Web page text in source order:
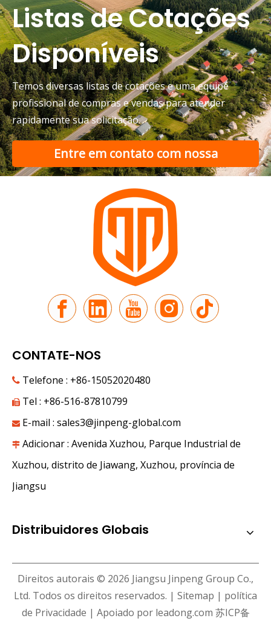
Listas de Cotações
Disponíveis
Temos diversas listas de cotações e uma equipe
profissional de compras e vendas para atender
rapidamente sua solicitação.
Entre em contato com nossa
equipe de suporte
CONTATE-NOS
 Telefone : +86-15052020480
 Tel : +86-516-87810799
 E-mail : sales3@jinpeng-global.com
 Adicionar : Avenida Xuzhou, Parque Industrial de
Xuzhou, distrito de Jiawang, Xuzhou, província de
Jiangsu
Distribuidores Globais
Direitos autorais © 2026 Jiangsu Jinpeng Group Co.,
Ltd. Todos os direitos reservados. | Sitemap | política
de Privacidade | Apoiado por leadong.com 苏ICP备